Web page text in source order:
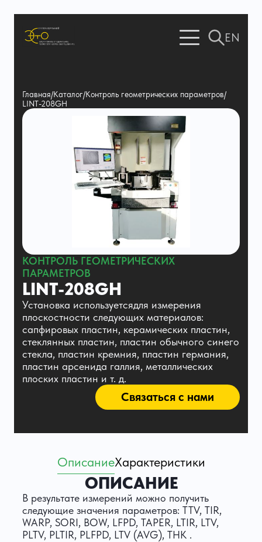
EN
Главная/Каталог/Контроль геометрических параметров/
LINT-208GH
КОНТРОЛЬ ГЕОМЕТРИЧЕСКИХ
ПАРАМЕТРОВ
LINT-208GH
Установка используетсядля измерения
плоскостности следующих материалов:
сапфировых пластин, керамических пластин,
стеклянных пластин, пластин обычного синего
стекла, пластин кремния, пластин германия,
пластин арсенида галлия, металлических
плоских пластин и т. д.
Связаться с нами
ОписаниеХарактеристики
ОПИСАНИЕ
В результате измерений можно получить
следующие значения параметров: TTV, TIR,
WARP, SORI, BOW, LFPD, TAPER, LTIR, LTV,
PLTV, PLTIR, PLFPD, LTV (AVG), THK .